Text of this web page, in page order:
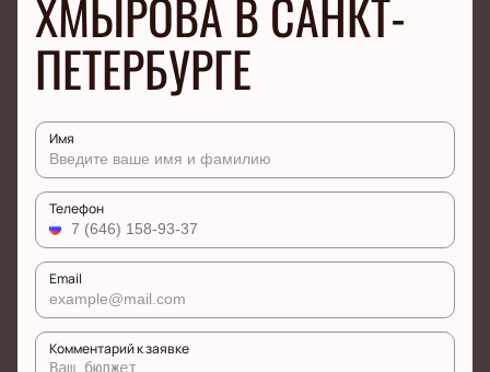
ХМЫРОВА В САНКТ-
ПЕТЕРБУРГЕ
Имя
Телефон
Email
Комментарий к заявке